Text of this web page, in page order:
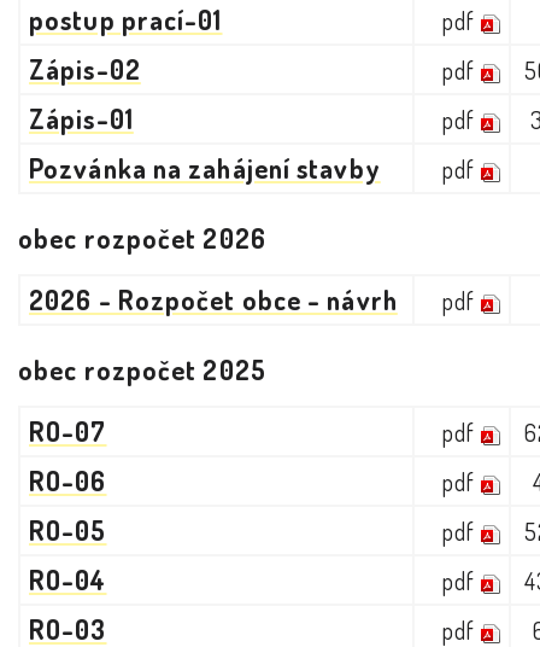
postup prací-01 pdf
Zápis-02 pdf
Zápis-01 pdf
Pozvánka na zahájení stavby pdf
obec rozpočet 2026
2026 - Rozpočet obce - návrh
pdf
obec rozpočet 2025
RO-07
pdf
RO-06 pdf
RO-05 pdf
RO-04 pdf
RO-03 pdf